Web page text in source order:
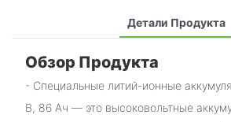
Детали Продукта
Обзор Продукта
- Специальные литий-ионные
В, 86 Ач — это высоковольтные